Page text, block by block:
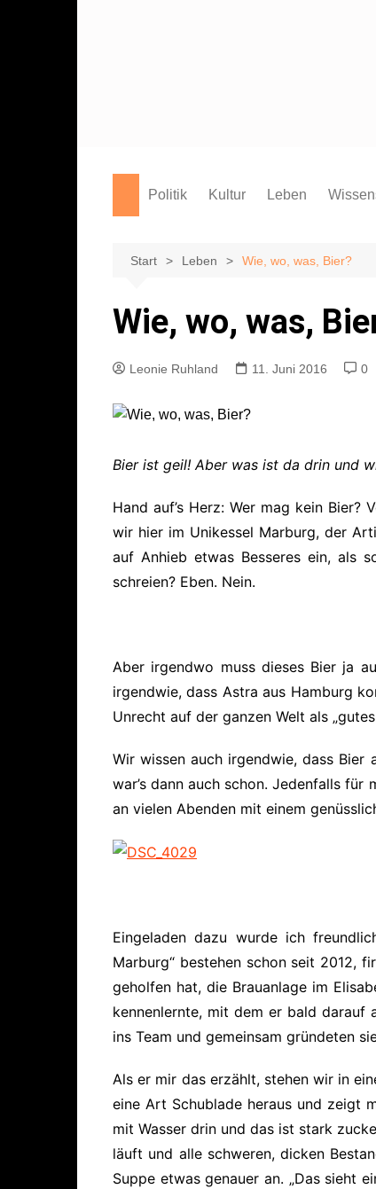
Politik Kultur
Theater
Musik
Leben
Campus
Endgegner*in
Start Leben Wie, wo, was, Bier?
Wie, wo, was,
Leonie Ruhland 11. Juni 2016 0
Bier ist geil! Aber was ist da drin und
Hand auf’s Herz: Wer mag kein Bier?
wir hier im Unikessel Marburg, der
auf Anhieb etwas Besseres ein, als
schreien? Eben. Nein.
Aber irgendwo muss dieses Bier ja
irgendwie, dass Astra aus Hamburg
Unrecht auf der ganzen Welt als
Wir wissen auch irgendwie, dass Bier
war’s dann auch schon. Jedenfalls
an vielen Abenden mit einem
Eingeladen dazu wurde ich
Marburg“ bestehen schon seit 2012,
geholfen hat, die Brauanlage im
kennenlernte, mit dem er bald darauf
ins Team und gemeinsam gründeten
Als er mir das erzählt, stehen wir in
eine Art Schublade heraus und zeigt
mit Wasser drin und das ist stark
läuft und alle schweren, dicken
Suppe etwas genauer an. „Das sieht